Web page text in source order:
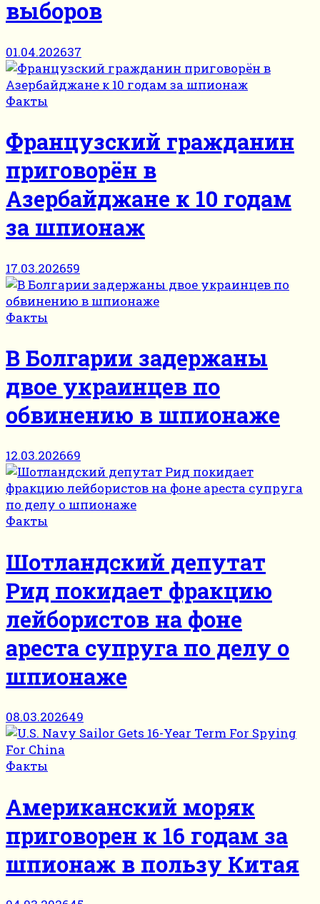
выборов
01.04.202637
Факты
Французский гражданин
приговорён в
Азербайджане к 10 годам
за шпионаж
17.03.202659
Факты
В Болгарии задержаны
двое украинцев по
обвинению в шпионаже
12.03.202669
Факты
Шотландский депутат
Рид покидает фракцию
лейбористов на фоне
ареста супруга по делу о
шпионаже
08.03.202649
Факты
Американский моряк
приговорен к 16 годам за
шпионаж в пользу Китая